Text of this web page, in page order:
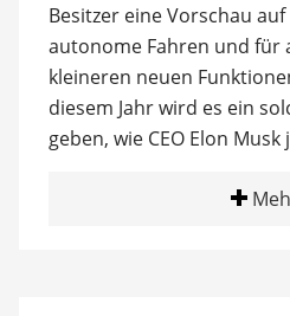
Besitzer eine Vorschau
autonome Fahren und für
kleineren neuen
diesem Jahr wird es ein
geben, wie CEO Elon